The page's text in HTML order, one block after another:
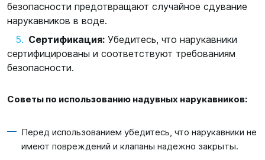
безопасности предотвращают случайное сдувание
нарукавников в воде.
Сертификация: Убедитесь, что нарукавники
сертифицированы и соответствуют требованиям
безопасности.
Советы по использованию надувных нарукавников:
Перед использованием убедитесь, что нарукавники не
имеют повреждений и клапаны надежно закрыты.